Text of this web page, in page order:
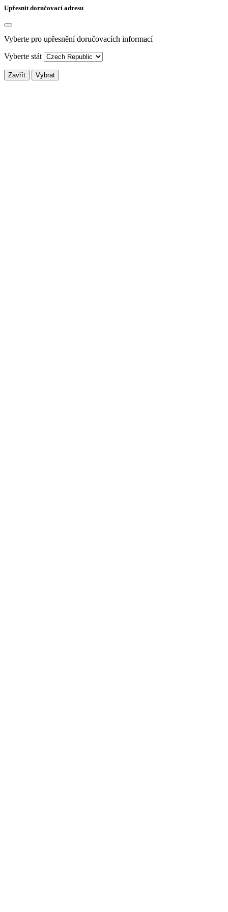
Upřesnit doručovací adresu
Vyberte pro upřesnění doručovacích informací
Vyberte stát
Zavřít Vybrat